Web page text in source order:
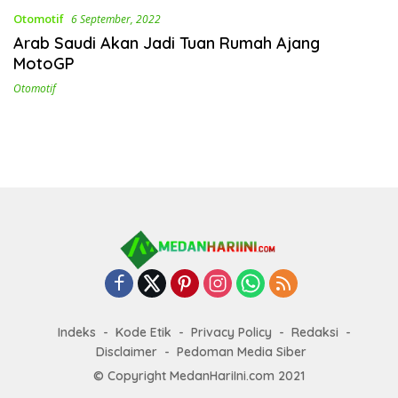
Otomotif 6 September, 2022
Arab Saudi Akan Jadi Tuan Rumah Ajang
MotoGP
Otomotif
Indeks Kode Etik Privacy Policy
Redaksi
Disclaimer
Pedoman Media Siber
© Copyright MedanHariIni.com 2021